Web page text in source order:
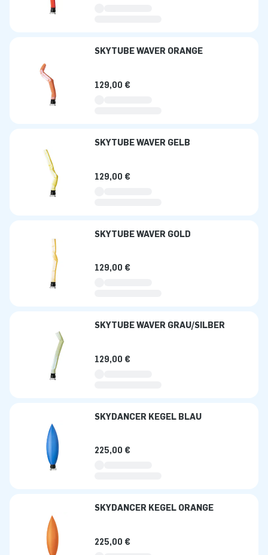
SKYTUBE WAVER ORANGE
129,00 €
SKYTUBE WAVER GELB
129,00 €
SKYTUBE WAVER GOLD
129,00 €
SKYTUBE WAVER GRAU/SILBER
129,00 €
SKYDANCER KEGEL BLAU
225,00 €
SKYDANCER KEGEL ORANGE
225,00 €